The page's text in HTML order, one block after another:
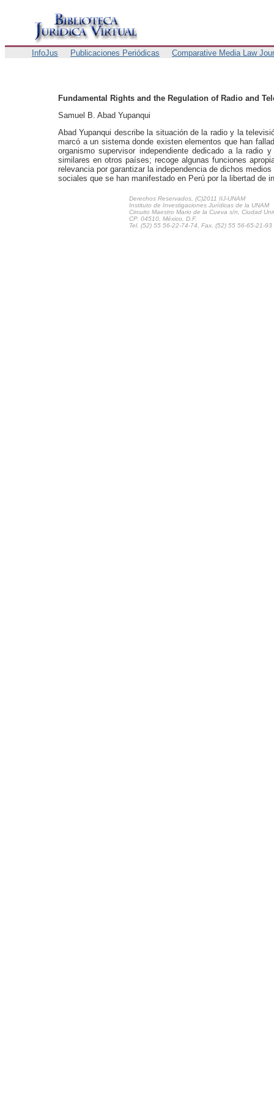
InfoJus Publicaciones Periódicas Comparative Media Law
Fundamental Rights and the Regulation of Radio and
Samuel B. Abad Yupanqui
Abad Yupanqui describe la situación de la radio y la
marcó a un sistema donde existen elementos que han
organismo supervisor independiente dedicado a la radio
similares en otros países; recoge algunas funciones
relevancia por garantizar la independencia de dichos
sociales que se han manifestado en Perú por la libertad de
Derechos Reservados, (C)2011 IIJ-UNAM
Instituto de Investigaciones Jurídicas de la UNAM
Circuito Maestro Mario de la Cueva s/n, Ciudad
CP. 04510, México, D.F.
Tel. (52) 55 56-22-74-74, Fax. (52) 55 56-65-21-93